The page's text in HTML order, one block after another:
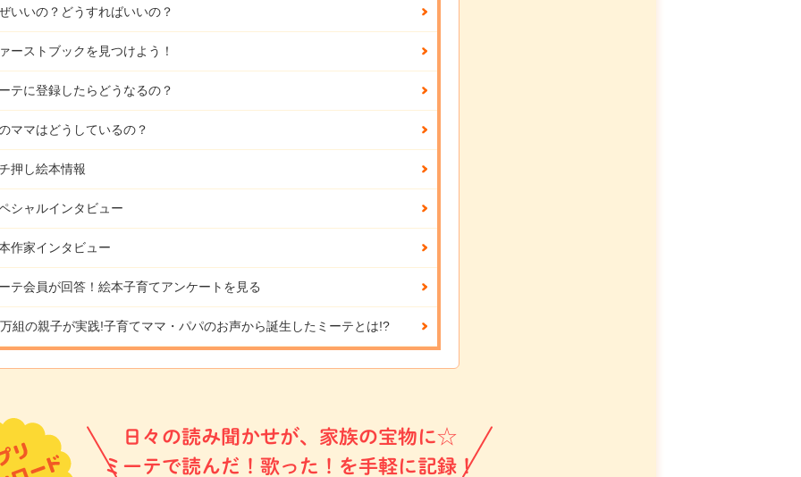
いいの？どうすればいいの？
ーストブックを見つけよう！
テに登録したらどうなるの？
ママはどうしているの？
押し絵本情報
シャルインタビュー
作家インタビュー
テ会員が回答！ 絵本子育てアンケートを見る
組の親子が実践!子育てママ・パパのお声から誕生したミーテとは!?
日々の読み聞かせが、家族の宝物に☆
ミーテで読んだ！歌った！を手軽に記録！